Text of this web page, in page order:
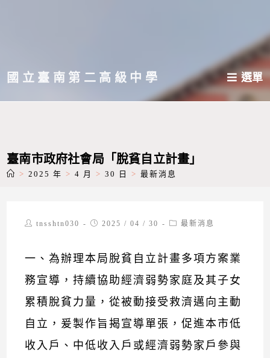
主國立臺南第二高級中學 選單
臺南市政府社會局「脫貧自立計畫」
> 2025 年 > 4 月 > 30 日 > 最新消息
Posttnsshtn030
Post2025 / 04 / 30
Post最新消息
一、為辦理本局脫貧自立計畫多項方案業
務宣導，持續協助經濟弱勢家庭及其子女
累積脫貧力量，從被動接受救濟邁向主動
自立，爰製作旨揭宣導單張，促進本市低
收入戶、中低收入戶或經濟弱勢家戶參與